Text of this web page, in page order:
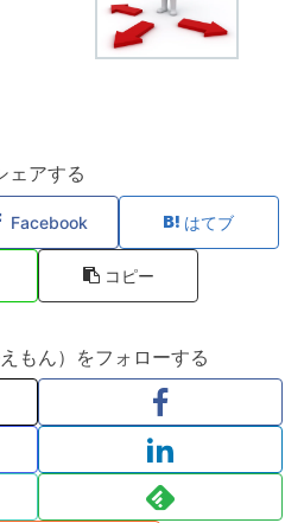
ェアする
Facebook はてブ
コピー
もん）をフォローする